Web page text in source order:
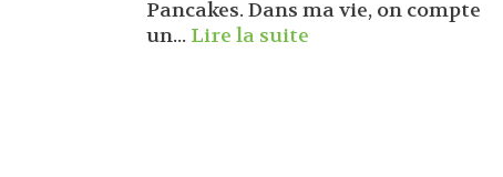
Pancakes. Dans ma vie, on compte
un... Lire la suite